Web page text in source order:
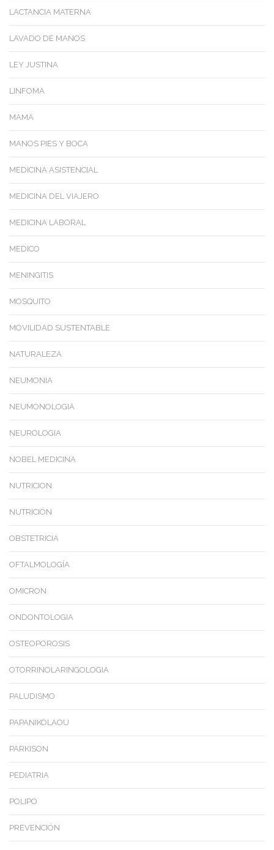
LACTANCIA MATERNA
LAVADO DE MANOS
LEY JUSTINA
LINFOMA
MAMA
MANOS PIES Y BOCA
MEDICINA ASISTENCIAL
MEDICINA DEL VIAJERO
MEDICINA LABORAL
MEDICO
MENINGITIS
MOSQUITO
MOVILIDAD SUSTENTABLE
NATURALEZA
NEUMONIA
NEUMONOLOGIA
NEUROLOGIA
NOBEL MEDICINA
NUTRICION
NUTRICIÓN
OBSTETRICIA
OFTALMOLOGÍA
OMICRON
ONDONTOLOGIA
OSTEOPOROSIS
OTORRINOLARINGOLOGIA
PALUDISMO
PAPANIKOLAOU
PARKISON
PEDIATRIA
POLIPO
PREVENCIÓN